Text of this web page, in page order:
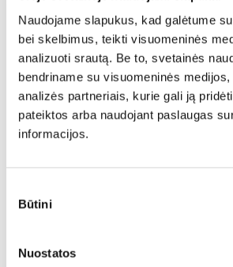
Naudojame slapukus, kad galėtume
bei skelbimus, teikti visuomeninės
analizuoti srautą. Be to, svetainės
bendriname su visuomeninės
analizės partneriais, kurie gali ją
pateiktos arba naudojant paslaugas
informacijos.
pasirinkimas
Būtini
Nuostatos
ATSUKTUVAI KRYŽMINEI IŠPJOVAI
Žiūrėti detaliau